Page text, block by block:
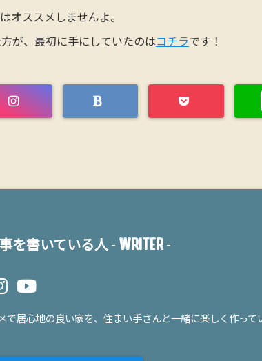
オススメしませんよ。
が、最初に手にしていたのはコチラです！
を書いている人 - WRITER-
で居心地の良い家を、住まい手さんと一緒に楽しく作って